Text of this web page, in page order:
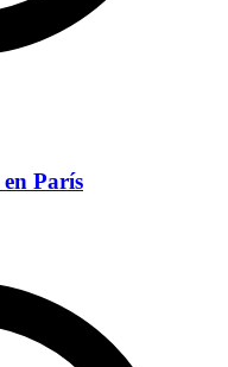
París